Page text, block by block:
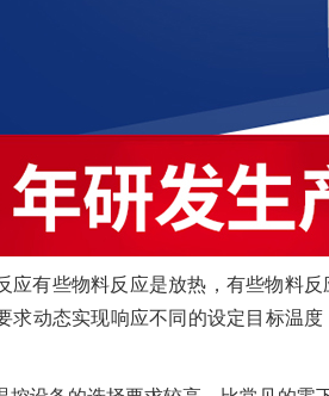
应有些物料反应是放热，有些物料
求动态实现响应不同的设定目标温